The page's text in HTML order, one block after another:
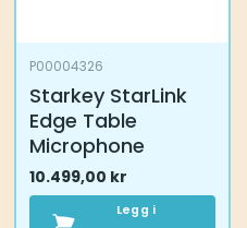
P00004326
Starkey StarLink
Edge Table
Microphone
10.499,00 kr
Legg i